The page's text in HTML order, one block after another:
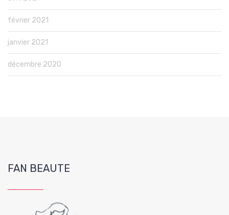
février 2021
janvier 2021
décembre 2020
FAN BEAUTE